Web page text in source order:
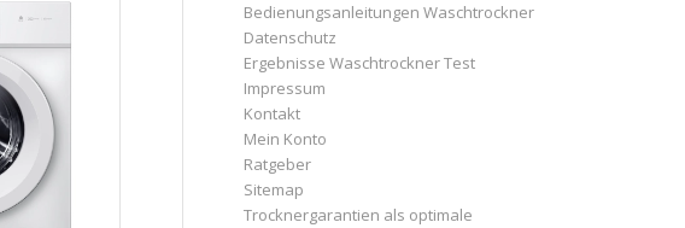
Bedienungsanleitungen Waschtrockner
Datenschutz
Ergebnisse Waschtrockner Test
Impressum
Kontakt
Mein Konto
Ratgeber
Sitemap
Trocknergarantien als optimale